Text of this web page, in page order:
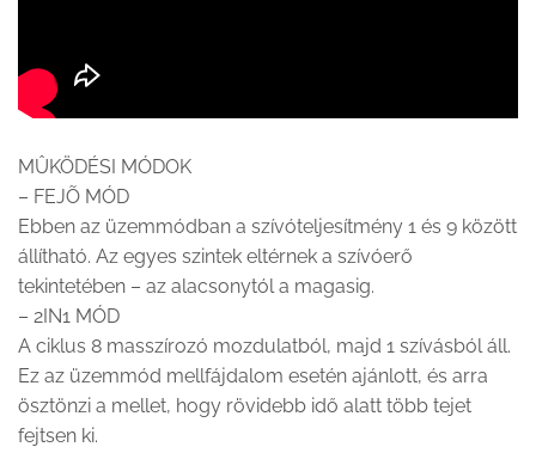
MÛKÖDÉSI MÓDOK
– FEJÕ MÓD
Ebben az üzemmódban a szívóteljesítmény 1 és 9 között
állítható. Az egyes szintek eltérnek a szívóerő
tekintetében – az alacsonytól a magasig.
– 2IN1 MÓD
A ciklus 8 masszírozó mozdulatból, majd 1 szívásból áll.
Ez az üzemmód mellfájdalom esetén ajánlott, és arra
ösztönzi a mellet, hogy rövidebb idő alatt több tejet
fejtsen ki.